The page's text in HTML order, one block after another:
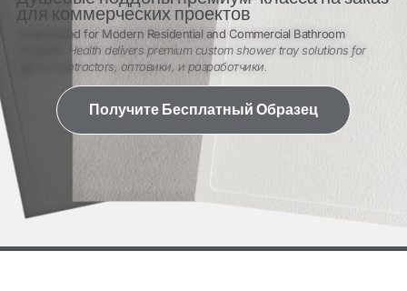
для коммерческих проектов
Engineered for Modern Residential and Commercial Bathroom
Health delivers premium custom shower tray solutions for
global contractors, оптовики, и разработчики.
Получите Бесплатный Образец